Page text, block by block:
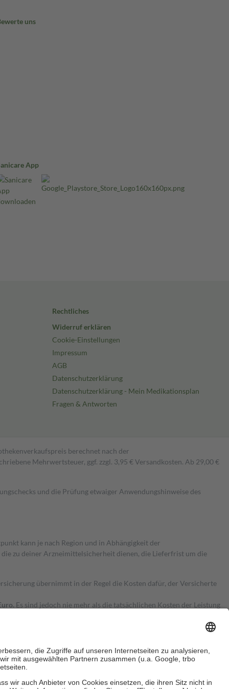
uns
App
Rechtliches
Widerruf erklären
Cookie-Einstellungen
Impressum
AGB
Datenschutzerklärung
Datenschutzerklärung - Mein Medikationsplan
Fragen & Antworten
berechnet nach der
Mehrwertsteuer, ggf. zzgl. 3,95 € Versandkosten. Ab 29,00 €
und die Prüfung etwaiger Anwendungshinweise des
kann je nach Region und in Abhängigkeit der
zu deiner Arzneimittelsicherheit dienen, die Lieferfrist um die
übernimmt in der Regel die Kosten dafür, der Versicherte
Es sind jedoch nie mehr als die tatsächlichen Kosten der Leistung
Zuzahlungen an bei: